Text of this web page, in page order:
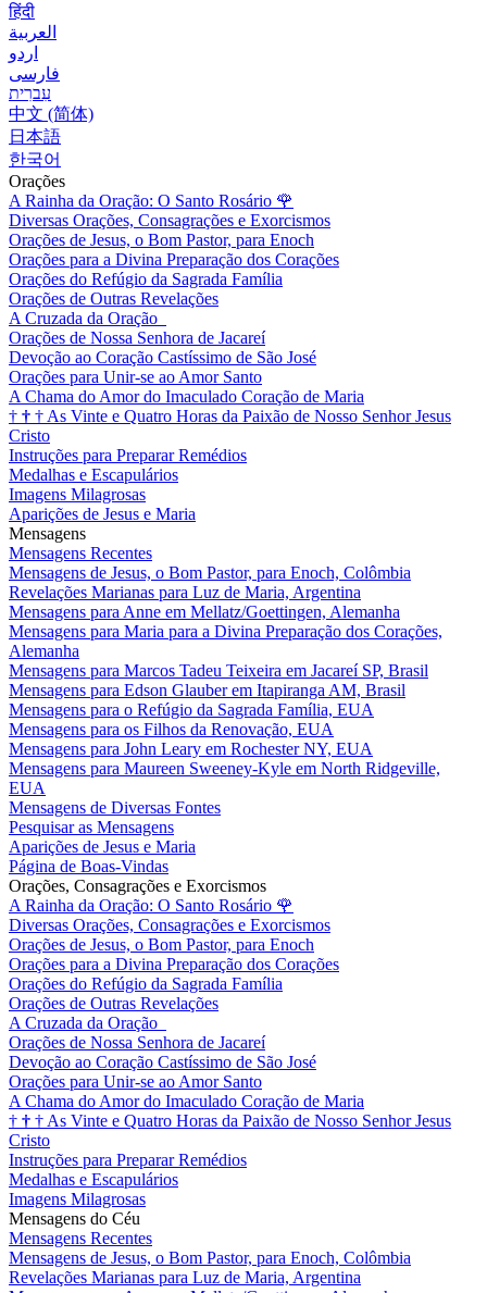
हिंदी
العربية
اردو
فارسی
עִברִית
中文 (简体)
日本語
한국어
Orações
A Rainha da Oração: O Santo Rosário 🌹
Diversas Orações, Consagrações e Exorcismos
Orações de Jesus, o Bom Pastor, para Enoch
Orações para a Divina Preparação dos Corações
Orações do Refúgio da Sagrada Família
Orações de Outras Revelações
A Cruzada da Oração
Orações de Nossa Senhora de Jacareí
Devoção ao Coração Castíssimo de São José
Orações para Unir-se ao Amor Santo
A Chama do Amor do Imaculado Coração de Maria
† † † As Vinte e Quatro Horas da Paixão de Nosso Senhor Jesus
Cristo
Instruções para Preparar Remédios
Medalhas e Escapulários
Imagens Milagrosas
Aparições de Jesus e Maria
Mensagens
Mensagens Recentes
Mensagens de Jesus, o Bom Pastor, para Enoch, Colômbia
Revelações Marianas para Luz de Maria, Argentina
Mensagens para Anne em Mellatz/Goettingen, Alemanha
Mensagens para Maria para a Divina Preparação dos Corações,
Alemanha
Mensagens para Marcos Tadeu Teixeira em Jacareí SP, Brasil
Mensagens para Edson Glauber em Itapiranga AM, Brasil
Mensagens para o Refúgio da Sagrada Família, EUA
Mensagens para os Filhos da Renovação, EUA
Mensagens para John Leary em Rochester NY, EUA
Mensagens para Maureen Sweeney-Kyle em North Ridgeville,
EUA
Mensagens de Diversas Fontes
Pesquisar as Mensagens
Aparições de Jesus e Maria
Página de Boas-Vindas
Orações, Consagrações e Exorcismos
A Rainha da Oração: O Santo Rosário 🌹
Diversas Orações, Consagrações e Exorcismos
Orações de Jesus, o Bom Pastor, para Enoch
Orações para a Divina Preparação dos Corações
Orações do Refúgio da Sagrada Família
Orações de Outras Revelações
A Cruzada da Oração
Orações de Nossa Senhora de Jacareí
Devoção ao Coração Castíssimo de São José
Orações para Unir-se ao Amor Santo
A Chama do Amor do Imaculado Coração de Maria
† † † As Vinte e Quatro Horas da Paixão de Nosso Senhor Jesus
Cristo
Instruções para Preparar Remédios
Medalhas e Escapulários
Imagens Milagrosas
Mensagens do Céu
Mensagens Recentes
Mensagens de Jesus, o Bom Pastor, para Enoch, Colômbia
Revelações Marianas para Luz de Maria, Argentina